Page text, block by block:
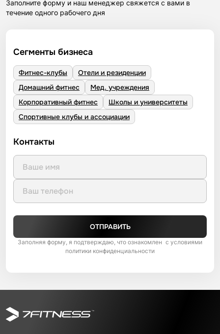
Заполните форму и наш менеджер свяжется с вами в
течение одного рабочего дня
Сегменты бизнеса
Фитнес-клубы
Отели и резиденции
Домашний фитнес
Мед. учреждения
Корпоративный фитнес
Школы и университеты
Спортивные клубы и ассоциации
Контакты
ОТПРАВИТЬ
Заполняя форму, я подтверждаю, что ознакомлен с условиями
политики конфиденциальности